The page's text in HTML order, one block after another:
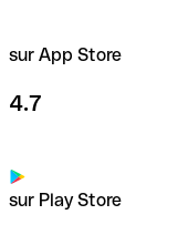
sur App Store
4.7
sur Play Store